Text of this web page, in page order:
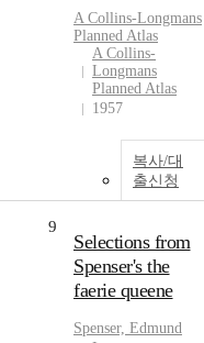
A Collins-Longmans
Planned Atlas
A Collins-
Longmans
Planned Atlas
1957
복사/대
출신청
9
Selections from
Spenser's the
faerie queene
Spenser, Edmund